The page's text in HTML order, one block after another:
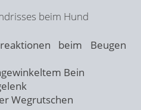
beim Hund
beim Beugen
Bein
Wegrutschen